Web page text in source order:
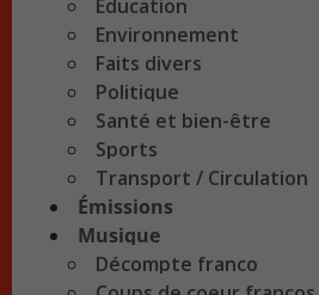
Éducation
Environnement
Faits divers
Politique
Santé et bien-être
Sports
Transport / Circulation
Émissions
Musique
Décompte franco